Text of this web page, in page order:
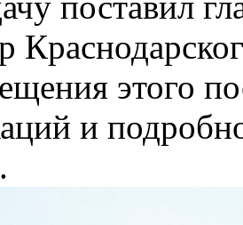
этого
и